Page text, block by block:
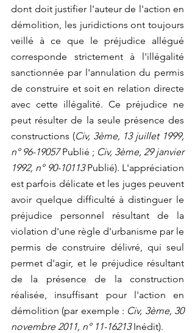
dont doit justifier l'auteur de l'action en
démolition, les juridictions ont toujours
veillé à ce que le préjudice allégué
corresponde strictement à l'illégalité
sanctionnée par l'annulation du permis
de construire et soit en relation directe
avec cette illégalité. Ce préjudice ne
peut résulter de la seule présence des
constructions (Civ, 3ème, 13 juillet 1999,
n° 96-19057 Publié ; Civ, 3ème, 29 janvier
1992, n° 90-10113 Publié). L'appréciation
est parfois délicate et les juges peuvent
avoir quelque difficulté à distinguer le
préjudice personnel résultant de la
violation d'une règle d'urbanisme par le
permis de construire délivré, qui seul
permet d'agir, et le préjudice résultant
de la présence de la construction
réalisée, insuffisant pour l'action en
démolition (par exemple : Civ, 3ème, 30
novembre 2011, n° 11-16213 Inédit).